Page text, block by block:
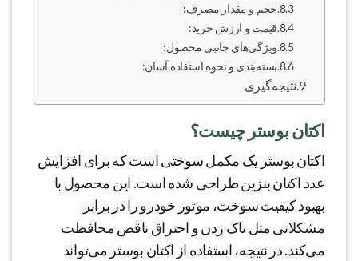
حجم و مقدار مصرف:
قیمت و ارزش خرید:
ویژگی‌های جانبی محصول:
بسته‌بندی و نحوه استفاده آسان:
نتیجه‌گیری
اکتان بوستر چیست؟
اکتان بوستر یک مکمل سوختی است که برای افزایش
عدد اکتان بنزین طراحی شده است. این محصول با
بهبود کیفیت سوخت، موتور خودرو را در برابر
مشکلاتی مثل ناک زدن و احتراق ناقص محافظت
می‌کند. در نتیجه، استفاده از اکتان بوستر می‌تواند